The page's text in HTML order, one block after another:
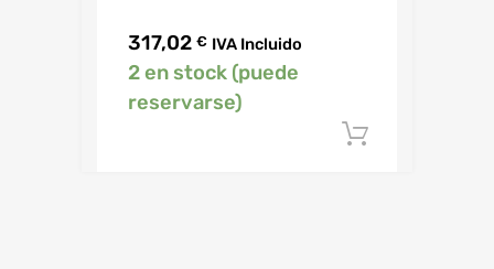
317,02 € IVA Incluido
2 en stock (puede
reservarse)